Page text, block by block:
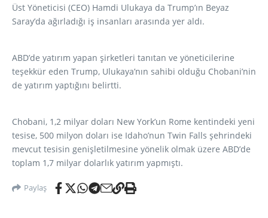
Üst Yöneticisi (CEO) Hamdi Ulukaya da Trump’ın Beyaz
Saray’da ağırladığı iş insanları arasında yer aldı.
ABD’de yatırım yapan şirketleri tanıtan ve yöneticilerine
teşekkür eden Trump, Ulukaya’nın sahibi olduğu Chobani’nin
de yatırım yaptığını belirtti.
Chobani, 1,2 milyar doları New York’un Rome kentindeki yeni
tesise, 500 milyon doları ise Idaho’nun Twin Falls şehrindeki
mevcut tesisin genişletilmesine yönelik olmak üzere ABD’de
toplam 1,7 milyar dolarlık yatırım yapmıştı.
Paylaş